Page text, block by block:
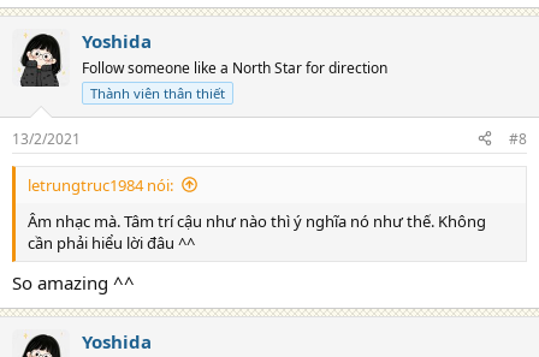
a
c
t
i
n
s
:
Yoshida
Follow someone like a North Star for direction
Thành viên thân thiết
13/2/2021 #8
letrungtruc1984 nói:
Âm nhạc mà. Tâm trí cậu như nào thì ý nghĩa nó như thế. Không
cần phải hiểu lời đâu ^^
So amazing ^^
Yoshida